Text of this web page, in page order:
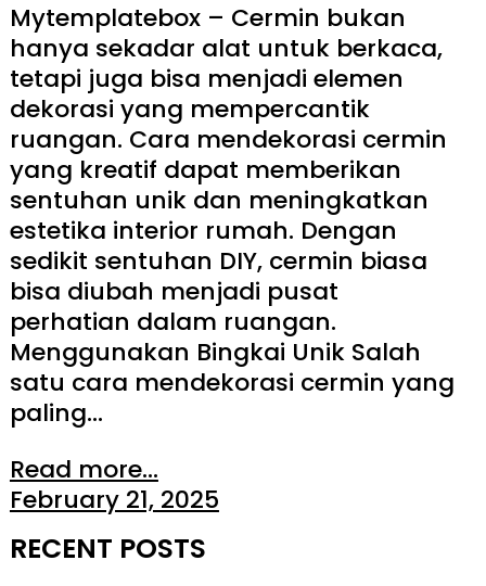
Mytemplatebox – Cermin bukan
hanya sekadar alat untuk berkaca,
tetapi juga bisa menjadi elemen
dekorasi yang mempercantik
ruangan. Cara mendekorasi cermin
yang kreatif dapat memberikan
sentuhan unik dan meningkatkan
estetika interior rumah. Dengan
sedikit sentuhan DIY, cermin biasa
bisa diubah menjadi pusat
perhatian dalam ruangan.
Menggunakan Bingkai Unik Salah
satu cara mendekorasi cermin yang
paling…
Read more...
February 21, 2025
RECENT POSTS